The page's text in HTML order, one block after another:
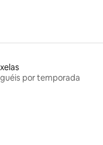
por temporada